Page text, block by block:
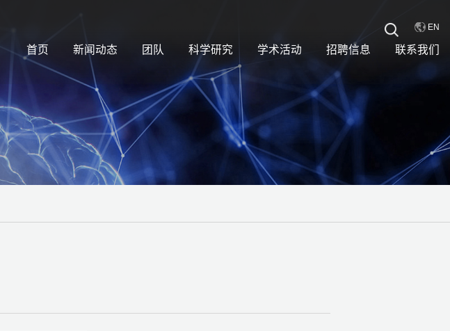
EN
首页 新闻动态 团队 科学研究 学术活动 招聘信息 联系我们